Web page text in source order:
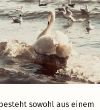
sowohl aus einem